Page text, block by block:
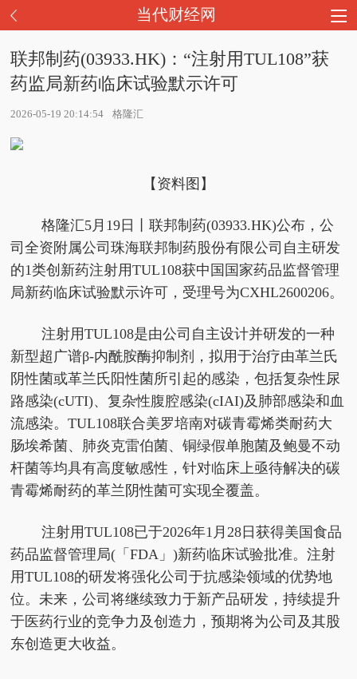
当代财经网
联邦制药(03933.HK)：“注射用TUL108”获
药监局新药临床试验默示许可
2026-05-19 20:14:54 格隆汇
【资料图】
格隆汇5月19日丨联邦制药(03933.HK)公布，公
司全资附属公司珠海联邦制药股份有限公司自主研发
的1类创新药注射用TUL108获中国国家药品监督管理
局新药临床试验默示许可，受理号为CXHL2600206。
注射用TUL108是由公司自主设计并研发的一种
新型超广谱β-内酰胺酶抑制剂，拟用于治疗由革兰氏
阴性菌或革兰氏阳性菌所引起的感染，包括复杂性尿
路感染(cUTI)、复杂性腹腔感染(cIAI)及肺部感染和血
流感染。TUL108联合美罗培南对碳青霉烯类耐药大
肠埃希菌、肺炎克雷伯菌、铜绿假单胞菌及鲍曼不动
杆菌等均具有高度敏感性，针对临床上亟待解决的碳
青霉烯耐药的革兰阴性菌可实现全覆盖。
注射用TUL108已于2026年1月28日获得美国食品
药品监督管理局(「FDA」)新药临床试验批准。注射
用TUL108的研发将强化公司于抗感染领域的优势地
位。未来，公司将继续致力于新产品研发，持续提升
于医药行业的竞争力及创造力，预期将为公司及其股
东创造更大收益。